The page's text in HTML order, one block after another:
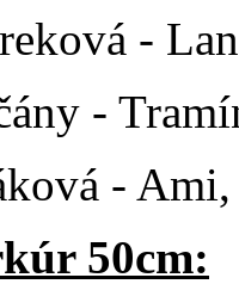
-
-
-
50cm: